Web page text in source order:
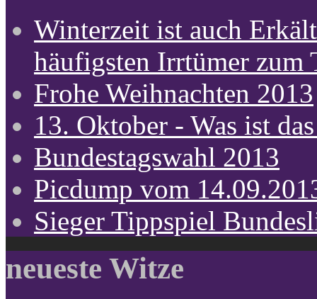
Winterzeit ist auch
häufigsten Irrtümer zum
Frohe Weihnachten 2013
13. Oktober - Was ist
Bundestagswahl 2013
Picdump vom
Sieger Tippspiel
neueste Witze